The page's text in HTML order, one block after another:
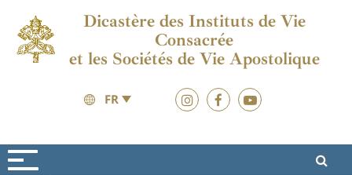
Dicastère des Instituts de Vie
Consacrée
et les Sociétés de Vie Apostolique
FR